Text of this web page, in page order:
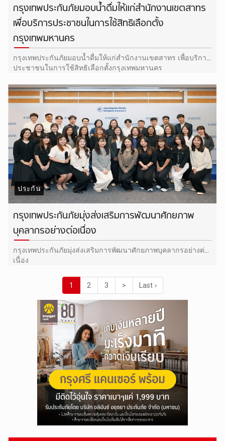
กรุงเทพประกันภัยมอบน้ำดื่มให้แก่สำนักงานเขตสาทร
เพื่อบริการประชาชนในการใช้สิทธิเลือกตั้ง
กรุงเทพมหานคร
กรุงเทพประกันภัยมอบน้ำดื่มให้แก่สำนักงานเขตสาทร เพื่อบริการ
ประชาชนในการใช้สิทธิเลือกตั้งกรุงเทพมหานคร
ประกัน
กรุงเทพประกันภัยมุ่งส่งเสริมการพัฒนาศักยภาพ
บุคลากรอย่างต่อเนื่อง
กรุงเทพประกันภัยมุ่งส่งเสริมการพัฒนาศักยภาพบุคลากรอย่างต่อ
เนื่อง
1 2 3 > Last ›